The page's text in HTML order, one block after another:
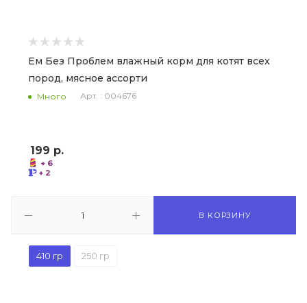
Ем Без Проблем влажный корм для котят всех
пород, мясное ассорти
Много Арт. : 004676
199 р.
+ 6
+ 2
В КОРЗИНУ
410 гр 250 гр